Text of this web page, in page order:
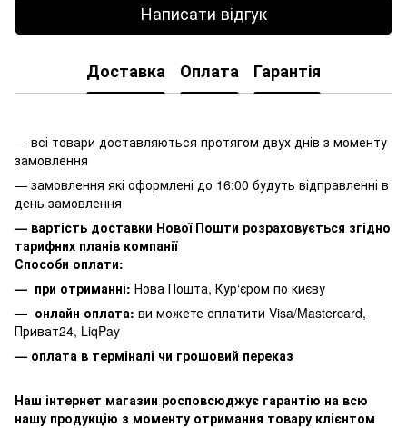
Написати відгук
Доставка Оплата Гарантія
— всі товари доставляються протягом двух днів з моменту
замовлення
— замовлення які оформлені до 16:00 будуть відправленні в
день замовлення
— вартість доставки Нової Пошти розраховується згідно
тарифних планів компанії
Способи оплати:
— при отриманні: Нова Пошта, Кур‘єром по києву
— онлайн оплата: ви можете сплатити Visa/Mastercard,
Приват24, LiqPay
— оплата в терміналі чи грошовий переказ
Наш інтернет магазин росповсюджує гарантію на всю
нашу продукцію з моменту отримання товару клієнтом